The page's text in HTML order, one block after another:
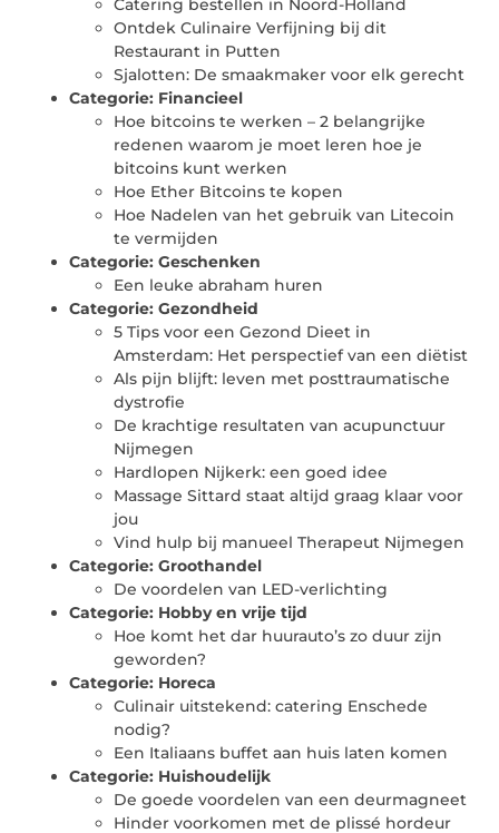
Catering bestellen in Noord-Holland
Ontdek Culinaire Verfijning bij dit
Restaurant in Putten
Sjalotten: De smaakmaker voor elk gerecht
Categorie: Financieel
Hoe bitcoins te werken – 2 belangrijke
redenen waarom je moet leren hoe je
bitcoins kunt werken
Hoe Ether Bitcoins te kopen
Hoe Nadelen van het gebruik van Litecoin
te vermijden
Categorie: Geschenken
Een leuke abraham huren
Categorie: Gezondheid
5 Tips voor een Gezond Dieet in
Amsterdam: Het perspectief van een diëtist
Als pijn blijft: leven met posttraumatische
dystrofie
De krachtige resultaten van acupunctuur
Nijmegen
Hardlopen Nijkerk: een goed idee
Massage Sittard staat altijd graag klaar voor
jou
Vind hulp bij manueel Therapeut Nijmegen
Categorie: Groothandel
De voordelen van LED-verlichting
Categorie: Hobby en vrije tijd
Hoe komt het dar huurauto’s zo duur zijn
geworden?
Categorie: Horeca
Culinair uitstekend: catering Enschede
nodig?
Een Italiaans buffet aan huis laten komen
Categorie: Huishoudelijk
De goede voordelen van een deurmagneet
Hinder voorkomen met de plissé hordeur